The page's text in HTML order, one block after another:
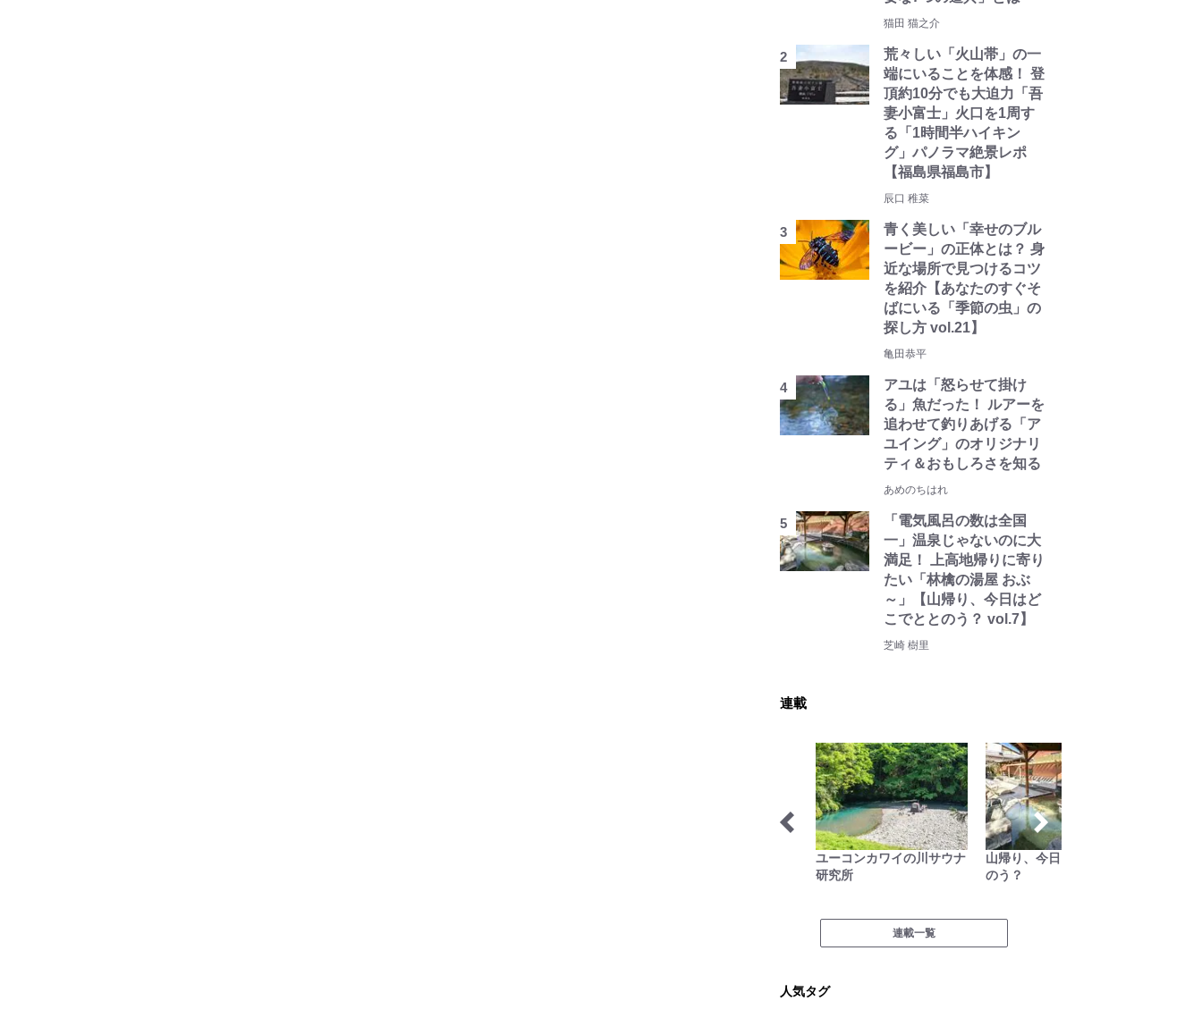
猫田 猫之介
荒々しい「火山帯」の一
端にいることを体感！ 登
頂約10分でも大迫力「吾
妻小富士」火口を1周す
る「1時間半ハイキン
グ」パノラマ絶景レポ
【福島県福島市】
辰口 稚菜
青く美しい「幸せのブル
ービー」の正体とは？ 身
近な場所で見つけるコツ
を紹介【あなたのすぐそ
ばにいる「季節の虫」の
探し方 vol.21】
亀田恭平
アユは「怒らせて掛け
る」魚だった！ ルアーを
追わせて釣りあげる「ア
ユイング」のオリジナリ
ティ＆おもしろさを知る
あめのちはれ
「電気風呂の数は全国
一」温泉じゃないのに大
満足！ 上高地帰りに寄り
たい「林檎の湯屋 おぶ
～」【山帰り、今日はど
こでととのう？ vol.7】
芝崎 樹里
連載
ユーコンカワイの川サウナ
研究所
山帰り、今日はどこでとと
のう？
連載一覧
人気タグ